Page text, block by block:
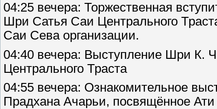
04:25 вечера: Торжественная
Шри Сатья Саи Центрального
Саи Сева организации.
04:40 вечера: Выступление Шри К.
Центрального Траста
04:55 вечера: Ознакомительное
Прадхана Ачарьи, посвящённое